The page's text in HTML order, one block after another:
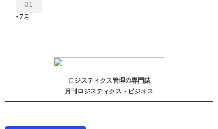
31
« 7月
ロジスティクス管理の専門誌
月刊ロジスティクス・ビジネス